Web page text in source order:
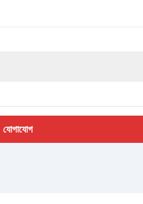
যোগাযোগ